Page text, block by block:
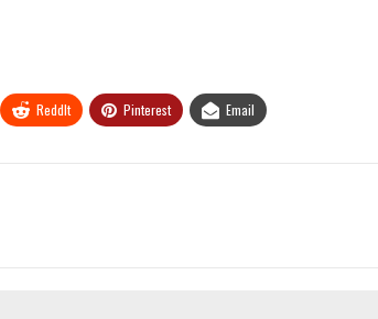
ReddIt Pinterest Email